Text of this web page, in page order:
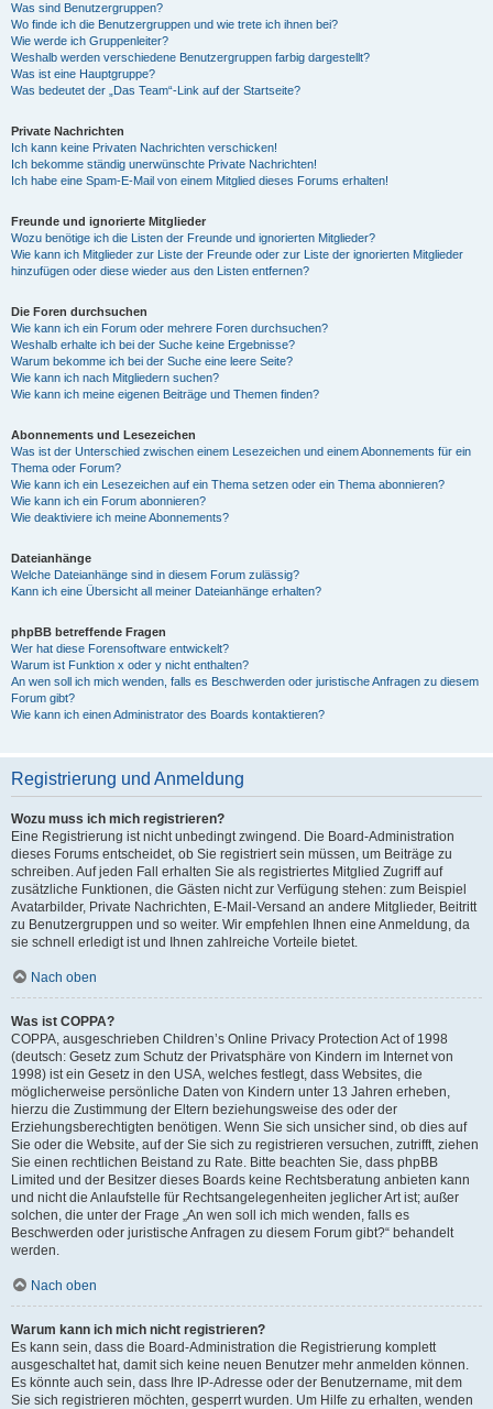
Was sind Benutzergruppen?
Wo finde ich die Benutzergruppen und wie trete ich ihnen bei?
Wie werde ich Gruppenleiter?
Weshalb werden verschiedene Benutzergruppen farbig dargestellt?
Was ist eine Hauptgruppe?
Was bedeutet der „Das Team“-Link auf der Startseite?
Private Nachrichten
Ich kann keine Privaten Nachrichten verschicken!
Ich bekomme ständig unerwünschte Private Nachrichten!
Ich habe eine Spam-E-Mail von einem Mitglied dieses Forums erhalten!
Freunde und ignorierte Mitglieder
Wozu benötige ich die Listen der Freunde und ignorierten Mitglieder?
Wie kann ich Mitglieder zur Liste der Freunde oder zur Liste der ignorierten Mitglieder
hinzufügen oder diese wieder aus den Listen entfernen?
Die Foren durchsuchen
Wie kann ich ein Forum oder mehrere Foren durchsuchen?
Weshalb erhalte ich bei der Suche keine Ergebnisse?
Warum bekomme ich bei der Suche eine leere Seite?
Wie kann ich nach Mitgliedern suchen?
Wie kann ich meine eigenen Beiträge und Themen finden?
Abonnements und Lesezeichen
Was ist der Unterschied zwischen einem Lesezeichen und einem Abonnements für ein
Thema oder Forum?
Wie kann ich ein Lesezeichen auf ein Thema setzen oder ein Thema abonnieren?
Wie kann ich ein Forum abonnieren?
Wie deaktiviere ich meine Abonnements?
Dateianhänge
Welche Dateianhänge sind in diesem Forum zulässig?
Kann ich eine Übersicht all meiner Dateianhänge erhalten?
phpBB betreffende Fragen
Wer hat diese Forensoftware entwickelt?
Warum ist Funktion x oder y nicht enthalten?
An wen soll ich mich wenden, falls es Beschwerden oder juristische Anfragen zu diesem
Forum gibt?
Wie kann ich einen Administrator des Boards kontaktieren?
Registrierung und Anmeldung
Wozu muss ich mich registrieren?
Eine Registrierung ist nicht unbedingt zwingend. Die Board-Administration
dieses Forums entscheidet, ob Sie registriert sein müssen, um Beiträge zu
schreiben. Auf jeden Fall erhalten Sie als registriertes Mitglied Zugriff auf
zusätzliche Funktionen, die Gästen nicht zur Verfügung stehen: zum Beispiel
Avatarbilder, Private Nachrichten, E-Mail-Versand an andere Mitglieder, Beitritt
zu Benutzergruppen und so weiter. Wir empfehlen Ihnen eine Anmeldung, da
sie schnell erledigt ist und Ihnen zahlreiche Vorteile bietet.
Nach oben
Was ist COPPA?
COPPA, ausgeschrieben Children’s Online Privacy Protection Act of 1998
(deutsch: Gesetz zum Schutz der Privatsphäre von Kindern im Internet von
1998) ist ein Gesetz in den USA, welches festlegt, dass Websites, die
möglicherweise persönliche Daten von Kindern unter 13 Jahren erheben,
hierzu die Zustimmung der Eltern beziehungsweise des oder der
Erziehungsberechtigten benötigen. Wenn Sie sich unsicher sind, ob dies auf
Sie oder die Website, auf der Sie sich zu registrieren versuchen, zutrifft, ziehen
Sie einen rechtlichen Beistand zu Rate. Bitte beachten Sie, dass phpBB
Limited und der Besitzer dieses Boards keine Rechtsberatung anbieten kann
und nicht die Anlaufstelle für Rechtsangelegenheiten jeglicher Art ist; außer
solchen, die unter der Frage „An wen soll ich mich wenden, falls es
Beschwerden oder juristische Anfragen zu diesem Forum gibt?“ behandelt
werden.
Nach oben
Warum kann ich mich nicht registrieren?
Es kann sein, dass die Board-Administration die Registrierung komplett
ausgeschaltet hat, damit sich keine neuen Benutzer mehr anmelden können.
Es könnte auch sein, dass Ihre IP-Adresse oder der Benutzername, mit dem
Sie sich registrieren möchten, gesperrt wurden. Um Hilfe zu erhalten, wenden